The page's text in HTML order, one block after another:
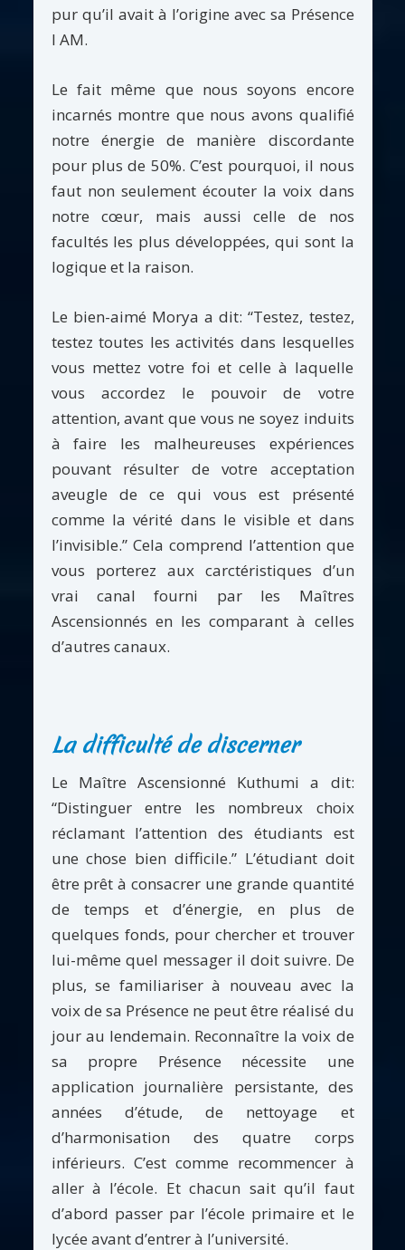
pur qu’il avait à l’origine avec sa Présence
I AM.
Le fait même que nous soyons encore
incarnés montre que nous avons qualifié
notre énergie de manière discordante
pour plus de 50%. C’est pourquoi, il nous
faut non seulement écouter la voix dans
notre cœur, mais aussi celle de nos
facultés les plus développées, qui sont la
logique et la raison.
Le bien-aimé Morya a dit: “Testez, testez,
testez toutes les activités dans lesquelles
vous mettez votre foi et celle à laquelle
vous accordez le pouvoir de votre
attention, avant que vous ne soyez induits
à faire les malheureuses expériences
pouvant résulter de votre acceptation
aveugle de ce qui vous est présenté
comme la vérité dans le visible et dans
l’invisible.” Cela comprend l’attention que
vous porterez aux carctéristiques d’un
vrai canal fourni par les Maîtres
Ascensionnés en les comparant à celles
d’autres canaux.
La difficulté de discerner
Le Maître Ascensionné Kuthumi a dit:
“Distinguer entre les nombreux choix
réclamant l’attention des étudiants est
une chose bien difficile.” L’étudiant doit
être prêt à consacrer une grande quantité
de temps et d’énergie, en plus de
quelques fonds, pour chercher et trouver
lui-même quel messager il doit suivre. De
plus, se familiariser à nouveau avec la
voix de sa Présence ne peut être réalisé du
jour au lendemain. Reconnaître la voix de
sa propre Présence nécessite une
application journalière persistante, des
années d’étude, de nettoyage et
d’harmonisation des quatre corps
inférieurs. C’est comme recommencer à
aller à l’école. Et chacun sait qu’il faut
d’abord passer par l’école primaire et le
lycée avant d’entrer à l’université.